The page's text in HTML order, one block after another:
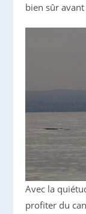
bien sûr avant
Avec la
profiter du